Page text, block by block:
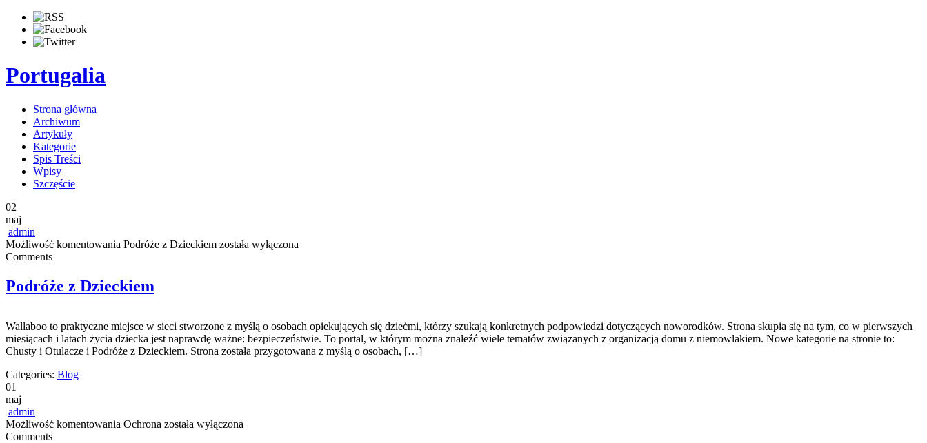
Portugalia
Strona główna
Archiwum
Artykuły
Kategorie
Spis Treści
Wpisy
Szczęście
02
maj
admin
Możliwość komentowania Podróże z Dzieckiem została wyłączona
Comments
Podróże z Dzieckiem
Wallaboo to praktyczne miejsce w sieci stworzone z myślą o osobach opiekujących się dziećmi, którzy szukają konkretnych podpowiedzi dotyczących noworodków. Strona skupia się na tym, co w pierwszych
miesiącach i latach życia dziecka jest naprawdę ważne: bezpieczeństwie. To portal, w którym można znaleźć wiele tematów związanych z organizacją domu z niemowlakiem. Nowe kategorie na stronie to:
Chusty i Otulacze i Podróże z Dzieckiem. Strona została przygotowana z myślą o osobach, […]
Categories: Blog
01
maj
admin
Możliwość komentowania Ochrona została wyłączona
Comments